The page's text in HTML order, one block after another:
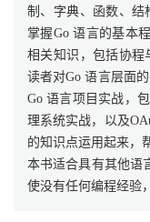
制、字典、函数、结
掌握Go 语言的基本
相关知识，包括协程
读者对Go 语言层面
Go 语言项目实战，
理系统实战，以及
的知识点运用起来，
本书适合具有其他语
使没有任何编程经验